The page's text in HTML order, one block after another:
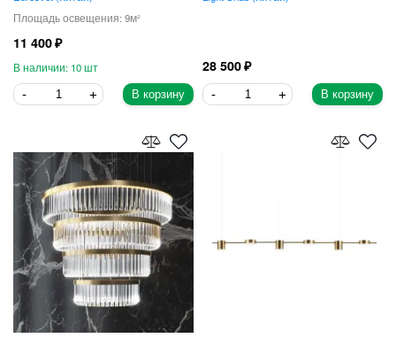
9
11 400
10
В корзину
28 500
В корзину